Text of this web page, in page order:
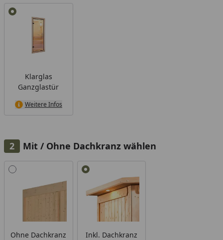
sodass keine Fragen offen bleiben.
Klarglas
Ganzglastür
Weitere Infos
Mit / Ohne Dachkranz wählen
Alle anzeigen (2)
Ohne Dachkranz Inkl. Dachkranz